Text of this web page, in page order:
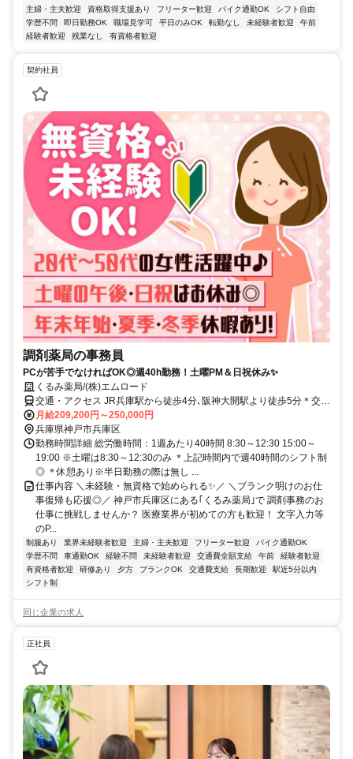
主婦・主夫歓迎
資格取得支援あり フリーター歓迎 バイク通勤OK
シフト自由
学歴不問
即日勤務OK 職場見学可 平日のみOK 転勤なし 未経験者歓迎
午前
経験者歓迎
残業なし 有資格者歓迎
契約社員
調剤薬局の事務員
PCが苦手でなければOK◎週40h勤務！土曜PM＆日祝休み✨
くるみ薬局/(株)エムロード
交通・アクセス JR兵庫駅から徒歩4分､阪神大開駅より徒歩5分＊交通
費支給あり
月給209,200円～250,000円
兵庫県神戸市兵庫区
勤務時間詳細 総労働時間：1週あたり40時間 8:30～12:30 15:00～
19:00 ※土曜は8:30～12:30のみ ＊上記時間内で週40時間のシフト制
◎ ＊休憩あり※半日勤務の際は無し ...
仕事内容 ＼未経験・無資格で始められる✨／ ＼ブランク明けのお仕
事復帰も応援◎／ 神戸市兵庫区にある｢くるみ薬局｣で 調剤事務のお
仕事に挑戦しませんか？ 医療業界が初めての方も歓迎！ 文字入力等
のP...
制服あり 業界未経験者歓迎 主婦・主夫歓迎 フリーター歓迎
バイク通勤OK
学歴不問
車通勤OK 経験不問 未経験者歓迎 交通費全額支給 午前
経験者歓迎
有資格者歓迎
研修あり 夕方 ブランクOK 交通費支給 長期歓迎
駅近5分以内
シフト制
同じ企業の求人
正社員